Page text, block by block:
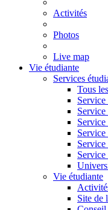
Activités
Photos
Live map
Vie étudiante
Services
Tous
Service
Vie étudiante
Site de